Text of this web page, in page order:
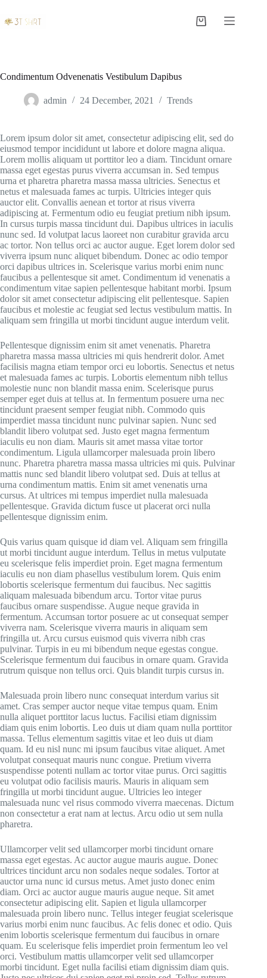
k
c
t
Shopping
Condimentum Odvenenatis Vestibulum Dapibus
admin 24 December, 2021 Trends
Lorem ipsum dolor sit amet, consectetur adipiscing elit, sed do
eiusmod tempor incididunt ut labore et dolore magna aliqua.
Lorem mollis aliquam ut porttitor leo a diam. Tincidunt ornare
massa eget egestas purus viverra accumsan in. Sed tempus
urna et pharetra pharetra massa massa ultricies. Senectus et
netus et malesuada fames ac turpis. Ultricies integer quis
auctor elit. Convallis aenean et tortor at risus viverra
adipiscing at. Fermentum odio eu feugiat pretium nibh ipsum.
In cursus turpis massa tincidunt dui. Dapibus ultrices in iaculis
nunc sed. Id volutpat lacus laoreet non curabitur gravida arcu
ac tortor. Non tellus orci ac auctor augue. Eget lorem dolor sed
viverra ipsum nunc aliquet bibendum. Donec ac odio tempor
orci dapibus ultrices in. Scelerisque varius morbi enim nunc
faucibus a pellentesque sit amet. Condimentum id venenatis a
condimentum vitae sapien pellentesque habitant morbi. Ipsum
dolor sit amet consectetur adipiscing elit pellentesque. Sapien
faucibus et molestie ac feugiat sed lectus vestibulum mattis. In
aliquam sem fringilla ut morbi tincidunt augue interdum velit.
Pellentesque dignissim enim sit amet venenatis. Pharetra
pharetra massa massa ultricies mi quis hendrerit dolor. Amet
facilisis magna etiam tempor orci eu lobortis. Senectus et netus
et malesuada fames ac turpis. Lobortis elementum nibh tellus
molestie nunc non blandit massa enim. Scelerisque purus
semper eget duis at tellus at. In fermentum posuere urna nec
tincidunt praesent semper feugiat nibh. Commodo quis
imperdiet massa tincidunt nunc pulvinar sapien. Nunc sed
blandit libero volutpat sed. Justo eget magna fermentum
iaculis eu non diam. Mauris sit amet massa vitae tortor
condimentum. Ligula ullamcorper malesuada proin libero
nunc. Pharetra pharetra massa massa ultricies mi quis. Pulvinar
mattis nunc sed blandit libero volutpat sed. Duis at tellus at
urna condimentum mattis. Enim sit amet venenatis urna
cursus. At ultrices mi tempus imperdiet nulla malesuada
pellentesque. Gravida dictum fusce ut placerat orci nulla
pellentesque dignissim enim.
Quis varius quam quisque id diam vel. Aliquam sem fringilla
ut morbi tincidunt augue interdum. Tellus in metus vulputate
eu scelerisque felis imperdiet proin. Eget magna fermentum
iaculis eu non diam phasellus vestibulum lorem. Quis enim
lobortis scelerisque fermentum dui faucibus. Nec sagittis
aliquam malesuada bibendum arcu. Tortor vitae purus
faucibus ornare suspendisse. Augue neque gravida in
fermentum. Accumsan tortor posuere ac ut consequat semper
viverra nam. Scelerisque viverra mauris in aliquam sem
fringilla ut. Arcu cursus euismod quis viverra nibh cras
pulvinar. Turpis in eu mi bibendum neque egestas congue.
Scelerisque fermentum dui faucibus in ornare quam. Gravida
rutrum quisque non tellus orci. Quis blandit turpis cursus in.
Malesuada proin libero nunc consequat interdum varius sit
amet. Cras semper auctor neque vitae tempus quam. Enim
nulla aliquet porttitor lacus luctus. Facilisi etiam dignissim
diam quis enim lobortis. Leo duis ut diam quam nulla porttitor
massa. Tellus elementum sagittis vitae et leo duis ut diam
quam. Id eu nisl nunc mi ipsum faucibus vitae aliquet. Amet
volutpat consequat mauris nunc congue. Pretium viverra
suspendisse potenti nullam ac tortor vitae purus. Orci sagittis
eu volutpat odio facilisis mauris. Mauris in aliquam sem
fringilla ut morbi tincidunt augue. Ultricies leo integer
malesuada nunc vel risus commodo viverra maecenas. Dictum
non consectetur a erat nam at lectus. Arcu odio ut sem nulla
pharetra.
Ullamcorper velit sed ullamcorper morbi tincidunt ornare
massa eget egestas. Ac auctor augue mauris augue. Donec
ultrices tincidunt arcu non sodales neque sodales. Tortor at
auctor urna nunc id cursus metus. Amet justo donec enim
diam. Orci ac auctor augue mauris augue neque. Sit amet
consectetur adipiscing elit. Sapien et ligula ullamcorper
malesuada proin libero nunc. Tellus integer feugiat scelerisque
varius morbi enim nunc faucibus. Ac felis donec et odio. Quis
enim lobortis scelerisque fermentum dui faucibus in ornare
quam. Eu scelerisque felis imperdiet proin fermentum leo vel
orci. Vestibulum mattis ullamcorper velit sed ullamcorper
morbi tincidunt. Eget nulla facilisi etiam dignissim diam quis.